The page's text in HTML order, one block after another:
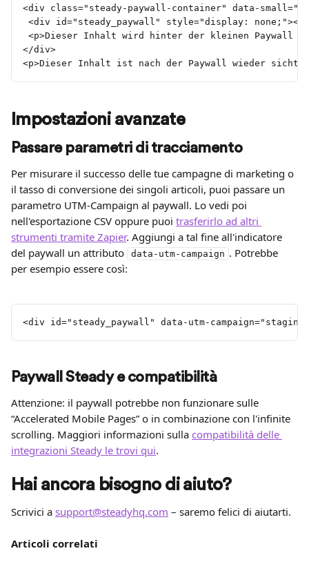
<div class="steady-paywall-container" data-
<div id="steady_paywall" style="display: none;"></
<p>Dieser Inhalt wird hinter der kleinen Paywall
</div>
<p>Dieser Inhalt ist nach der Paywall wieder
Impostazioni avanzate
Passare parametri di tracciamento
Per misurare il successo delle tue campagne di marketing o
il tasso di conversione dei singoli articoli, puoi passare un
parametro UTM-Campaign al paywall. Lo vedi poi
nell'esportazione CSV oppure puoi trasferirlo ad altri
strumenti tramite Zapier. Aggiungi a tal fine all'indicatore
del paywall un attributo
data-utm-campaign . Potrebbe
per esempio essere così:
<div id="steady_paywall" data-utm-
Paywall Steady e compatibilità
Attenzione: il paywall potrebbe non funzionare sulle
“Accelerated Mobile Pages” o in combinazione con l'infinite
scrolling. Maggiori informazioni sulla compatibilità delle
integrazioni Steady le trovi qui.
Hai ancora bisogno di aiuto?
Scrivici a support@steadyhq.com – saremo felici di aiutarti.
Articoli correlati